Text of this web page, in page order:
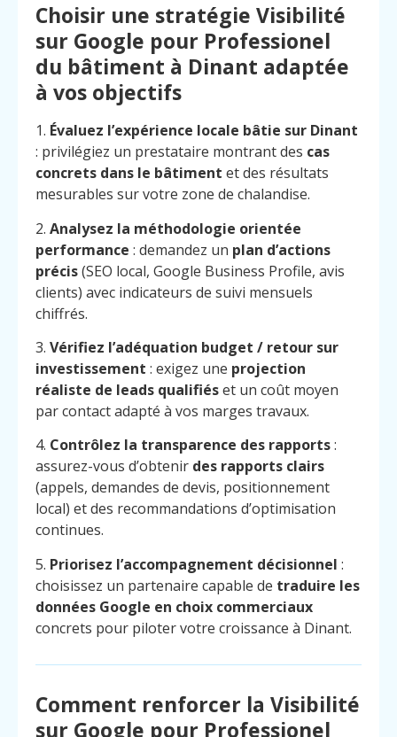
Appelez
Choisir une stratégie Visibilité
sur Google pour Professionel
du bâtiment à Dinant adaptée
à vos objectifs
1. Évaluez l’expérience locale bâtie sur Dinant
: privilégiez un prestataire montrant des cas
concrets dans le bâtiment et des résultats
mesurables sur votre zone de chalandise.
2. Analysez la méthodologie orientée
performance : demandez un plan d’actions
précis(SEO local, Google Business Profile, avis
clients) avec indicateurs de suivi mensuels
chiffrés.
3. Vérifiez l’adéquation budget / retour sur
investissement : exigez une projection
réaliste de leads qualifiéset un coût moyen
par contact adapté à vos marges travaux.
4. Contrôlez la transparence des rapports:
assurez-vous d’obtenir des rapports clairs
(appels, demandes de devis, positionnement
local) et des recommandations d’optimisation
continues.
5. Priorisez l’accompagnement décisionnel :
choisissez un partenaire capable de traduire les
données Google en choix commerciaux
concrets pour piloter votre croissance à Dinant.
Comment renforcer la Visibilité
sur Google pour Professionel